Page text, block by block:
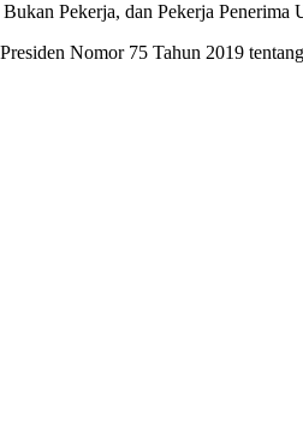
Pekerja, dan Pekerja
Nomor 75 Tahun 2019